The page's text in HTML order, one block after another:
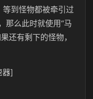
到怪物都被牵引过
那么此时就使用“马
还有剩下的怪物，
器]